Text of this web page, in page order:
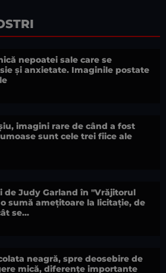
nepoatei sale care se
și anxietate. Imaginile postate
imagini rare de când a fost
sunt cele trei fiice ale
Judy Garland în "Vrăjitorul
sumă amețitoare la licitație, de
se...
neagră, spre deosebire de
mică, diferențe importante